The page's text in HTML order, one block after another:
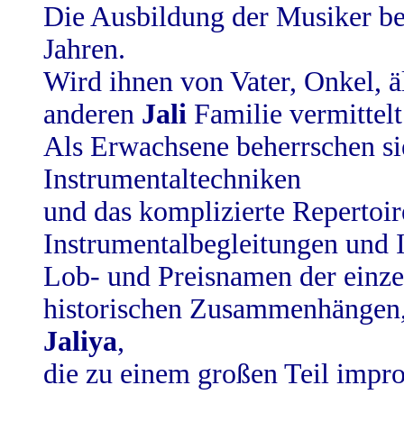
Die Ausbildung der Musiker
Jahren.
Wird ihnen von Vater, Onkel,
anderen Jali Familie
Als Erwachsene beherrschen
Instrumentaltechniken
und das komplizierte
Instrumentalbegleitungen und
Lob- und Preisnamen der
historischen
Jaliya,
die zu einem großen Teil